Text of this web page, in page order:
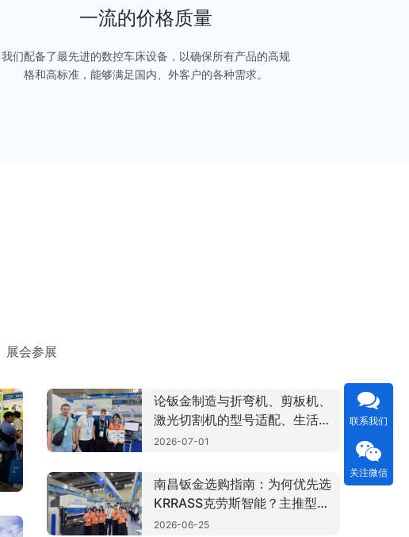
一流的价格质量
我们配备了最先进的数控车床设备，以确保所有产品的高规
格和高标准，能够满足国内、外客户的各种需求。
展会参展
论钣金制造与折弯机、剪板机、
激光切割机的型号适配、生活用
途及民生便利价值
2026-07-01
南昌钣金选购指南：为何优先选
KRRASS克劳斯智能？主推型号
与适用场景全解析
2026-06-25
联系我们
关注微信